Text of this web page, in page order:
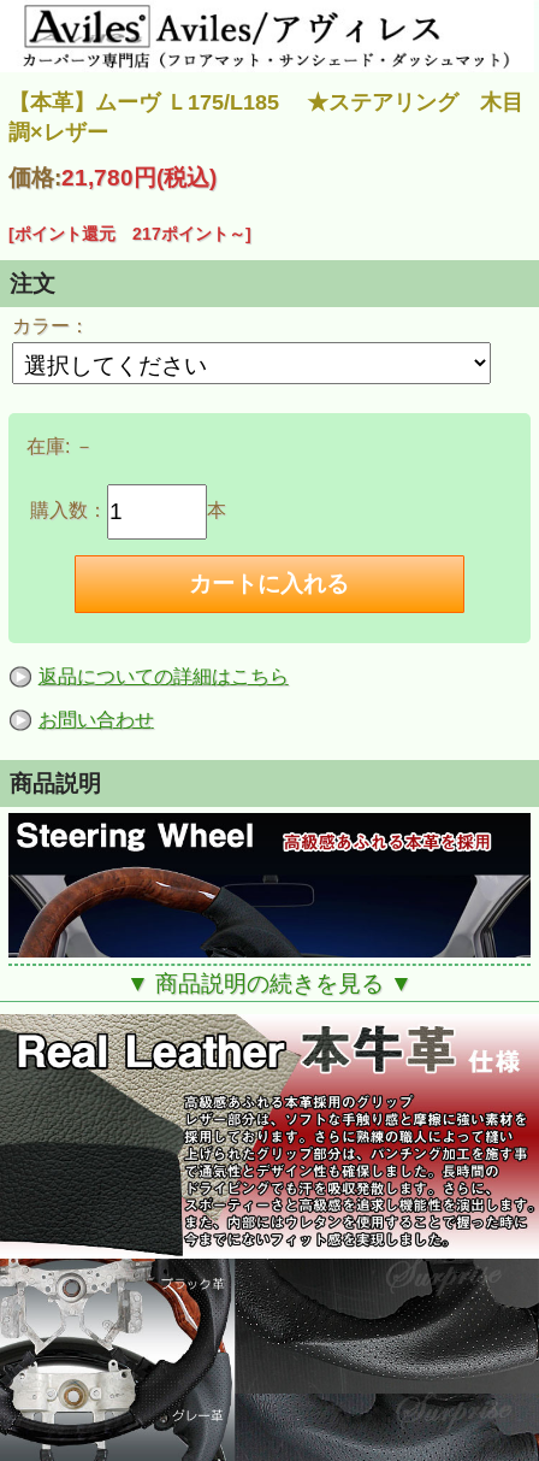
【本革】ムーヴ Ｌ175/L185 ★ステアリング 木目
調×レザー
価格:21,780円(税込)
[ポイント還元 217ポイント～]
注文
カラー：
在庫: －
購入数： 本
返品についての詳細はこちら
お問い合わせ
商品説明
■適合車種：ムーヴ L175/L185
(オプションMOMO装着車は取り付け不可)
■高級感あふれる本革採用のグリップ
レザー部分は、ソフトな手触り感と摩擦に強い素材を採用し
ています。
さらに熟練の職人によって縫いあげられたグリップ部分は、
パンチング加工を施すことで通気性とデザイン性も確保しま
した。長時間のドライビングでも汗を吸収発散します。。
さらに、スポーティーさと高級感を追求し機能性を演出しま
す。。
また、内部にはウレタンを使用することで握った時に今まで
にないフィット感を実現しました
▼ 商品説明の続きを見る ▼